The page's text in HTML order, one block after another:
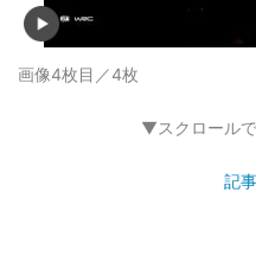
画像4枚目／4枚
▼スクロール
記